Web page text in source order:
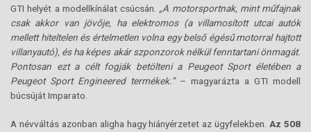
GTI helyét a modellkínálat csúcsán. „A motorsportnak, mint műfajnak
csak akkor van jövője, ha elektromos (a villamosított utcai autók
mellett hiteltelen és értelmetlen volna egy belső égésű motorral hajtott
villanyautó), és ha képes akár szponzorok nélkül fenntartani önmagát.
Pontosan ezt a célt fogják betölteni a Peugeot Sport életében a
Peugeot Sport Engineered termékek.”– magyarázta a GTI modell
búcsúját Imparato.
A névváltás azonban aligha hagy hiányérzetet az ügyfelekben. Az 508